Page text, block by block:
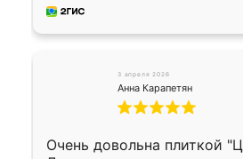
3 апреля 2026
Анна Карапетян
Очень довольна плиткой